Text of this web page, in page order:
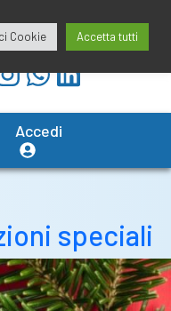
Accedi
speciali
Cookie Accetta tutti